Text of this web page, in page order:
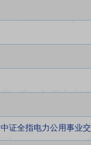
证全指电力公用事业